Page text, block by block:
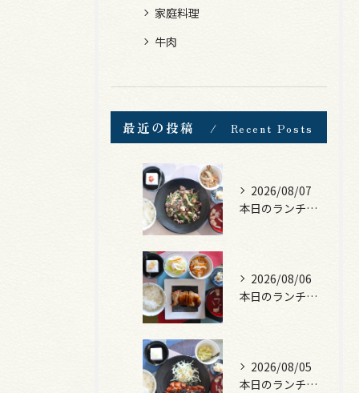
家庭料理
牛肉
最近の投稿 Recent Posts
2026/08/07
本日のランチは、黒毛和牛のチャプチェ！
2026/08/06
本日のランチは、照焼きチキン！
2026/08/05
本日のランチは、ロース豚カツ梅はさみ！